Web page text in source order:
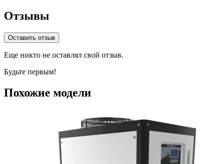
Отзывы
Оставить отзыв
Еще никто не оставлял свой отзыв.
Будьте первым!
Похожие модели